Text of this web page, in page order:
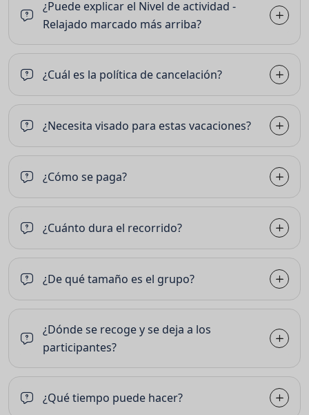
¿Puede explicar el Nivel de actividad -
Relajado marcado más arriba?
¿Cuál es la política de cancelación?
¿Necesita visado para estas vacaciones?
¿Cómo se paga?
¿Cuánto dura el recorrido?
¿De qué tamaño es el grupo?
¿Dónde se recoge y se deja a los
participantes?
¿Qué tiempo puede hacer?